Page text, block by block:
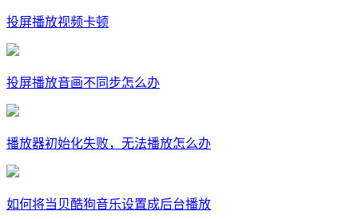
投屏播放视频卡顿
投屏播放音画不同步怎么办
播放器初始化失败，无法播放怎么办
如何将当贝酷狗音乐设置成后台播放